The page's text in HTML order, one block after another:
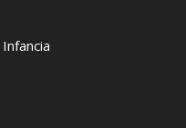
Infancia